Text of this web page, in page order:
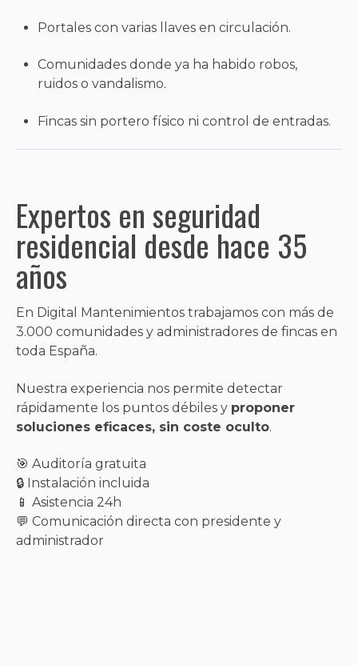
Portales con varias llaves en circulación.
Comunidades donde ya ha habido robos,
ruidos o vandalismo.
Fincas sin portero físico ni control de entradas.
Expertos en seguridad
residencial desde hace 35
años
En Digital Mantenimientos trabajamos con más de
3.000 comunidades y administradores de fincas en
toda España.
Nuestra experiencia nos permite detectar
rápidamente los puntos débiles y proponer
soluciones eficaces, sin coste oculto.
🎯 Auditoría gratuita
🔒 Instalación incluida
📱 Asistencia 24h
💬 Comunicación directa con presidente y
administrador